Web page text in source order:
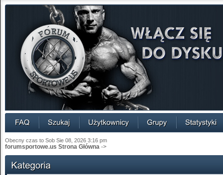
Obecny czas to Sob Sie 08, 2026 3:16 pm
forumsportowe.us Strona Główna ->